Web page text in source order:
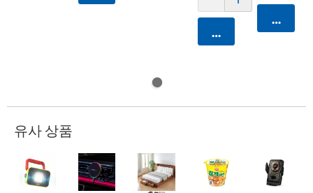
카트에 담기
카트에
유사 상품